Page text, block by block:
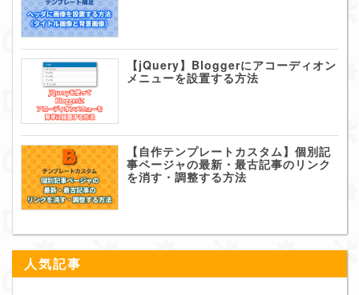
【jQuery】Bloggerにアコーディオン
メニューを設置する方法
【自作テンプレートカスタム】個別記
事ページャの最新・最古記事のリンク
を消す・調整する方法
人気記事